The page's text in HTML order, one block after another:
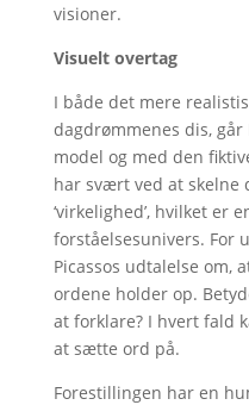
visioner.
Visuelt overtag
I både det mere
dagdrømmenes dis,
model og med den
har svært ved at skelne
‘virkelighed’, hvilket er
forståelsesunivers. For
Picassos udtalelse om,
ordene holder op.
at forklare? I hvert fald
at sætte ord på.
Forestillingen har en